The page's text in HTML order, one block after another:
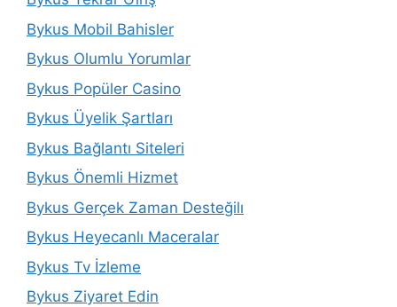
Bykus Mobil Bahisler
Bykus Olumlu Yorumlar
Bykus Popüler Casino
Bykus Üyelik Şartları
Bykus Bağlantı Siteleri
Bykus Önemli Hizmet
Bykus Gerçek Zaman Desteğilı
Bykus Heyecanlı Maceralar
Bykus Tv İzleme
Bykus Ziyaret Edin